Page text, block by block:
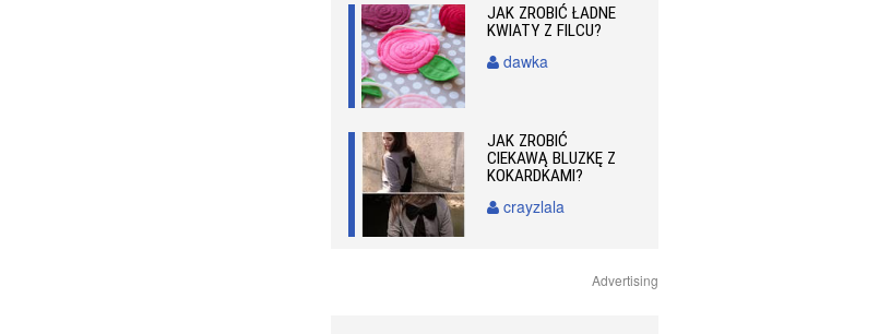
JAK ZROBIĆ ŁADNE
KWIATY Z FILCU?
dawka
JAK ZROBIĆ
CIEKAWĄ BLUZKĘ Z
KOKARDKAMI?
crayzlala
Advertising